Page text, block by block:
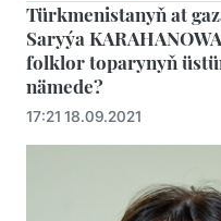
Türkmenistanyň at
Saryýa
folklor toparynyň
nämede?
17:21 18.09.2021